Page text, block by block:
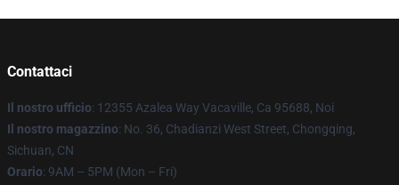
Contattaci
Il nostro ufficio: 12355 Azalea Way Vacaville, Ca 95688, Noi
Il nostro magazzino: No. 36, Chadianzi West Street, Chongqing,
Sichuan, CN
Orario: 9AM – 5PM (Mon – Fri)